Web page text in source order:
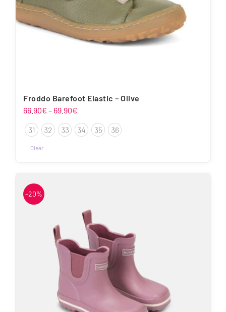
Froddo Barefoot Elastic – Olive
66.90€ – 69.90€
66.90€
kuni
31 32 33 34 35 36
Clear
on
mitu
tootelehel.
-20%